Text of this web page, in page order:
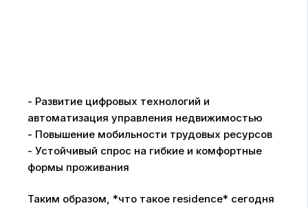
- Развитие цифровых технологий и
автоматизация управления недвижимостью
- Повышение мобильности трудовых ресурсов
- Устойчивый спрос на гибкие и комфортные
формы проживания
Таким образом, *что такое residence* сегодня